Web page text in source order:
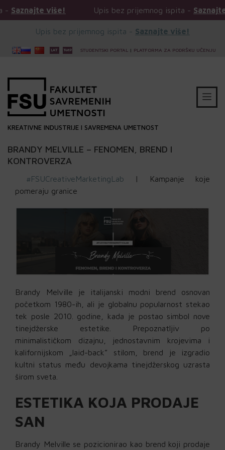
više! Upis bez prijemnog ispita -Saznajte više!
Upis bez prijemnog ispita - Saznajte više!
STUDENTSKI PORTAL | PLATFORMA ZA PODRŠKU UČENJU
KREATIVNE INDUSTRIJE I SAVREMENA UMETNOST
BRANDY MELVILLE – FENOMEN, BREND I
KONTROVERZA
#FSUCreativeMarketingLab | Kampanje koje
pomeraju granice
Brandy Melville je italijanski modni brend osnovan
početkom 1980-ih, ali je globalnu popularnost stekao
tek posle 2010. godine, kada je postao simbol nove
tinejdžerske estetike. Prepoznatljiv po
minimalističkom dizajnu, jednostavnim krojevima i
kalifornijskom „laid-back” stilom, brend je izgradio
kultni status među devojkama tinejdžerskog uzrasta
širom sveta.
ESTETIKA KOJA PRODAJE
SAN
Brandy Melville se pozicionirao kao brend koji prodaje